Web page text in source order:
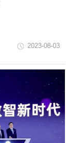
2023-08-03